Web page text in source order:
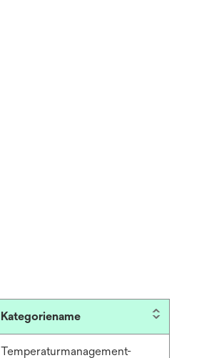
Kategoriename
Temperaturmanagement-